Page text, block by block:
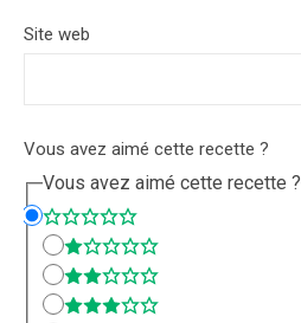
Site web
Vous avez aimé cette recette ?
Vous avez aimé cette recette ?